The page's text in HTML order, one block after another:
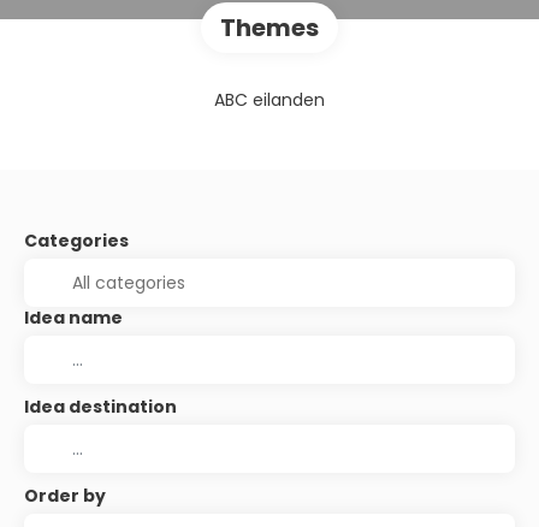
Themes
ABC eilanden
Categories
Idea name
Idea destination
Order by